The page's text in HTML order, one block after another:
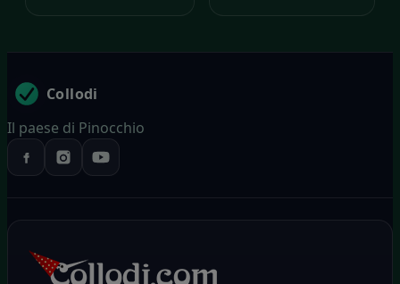
Collodi
Il paese di Pinocchio